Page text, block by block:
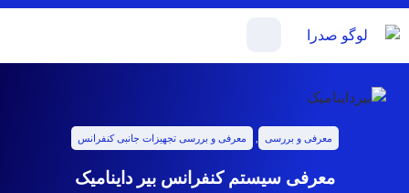
معرفی و بررسی معرفی و بررسی تجهیزات جانبی کنفرانس
معرفی سیستم کنفرانس بیر داینامیک